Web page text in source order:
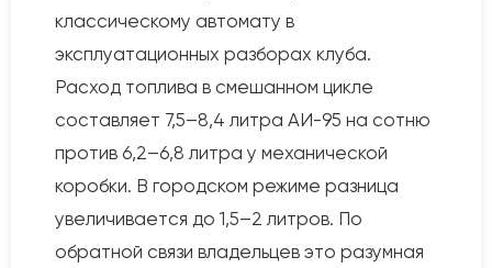
классическому автомату в
эксплуатационных разборах клуба.
Расход топлива в смешанном цикле
составляет 7,5–8,4 литра АИ-95 на сотню
против 6,2–6,8 литра у механической
коробки. В городском режиме разница
увеличивается до 1,5–2 литров. По
обратной связи владельцев это разумная